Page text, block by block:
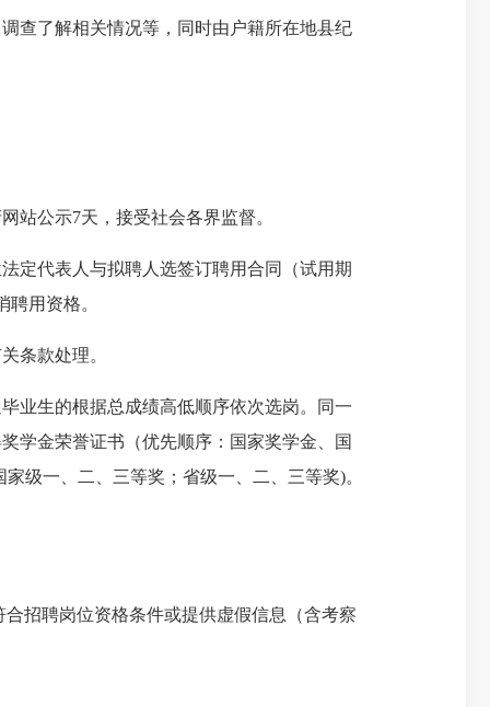
查了解相关情况等，同时由户籍所在地县纪
站公示7天，接受社会各界监督。
定代表人与拟聘人选签订聘用合同（试用期
用资格。
条款处理。
业生的根据总成绩高低顺序依次选岗。同一
学金荣誉证书（优先顺序：国家奖学金、国
家级一、二、三等奖；省级一、二、三等奖)。
招聘岗位资格条件或提供虚假信息（含考察